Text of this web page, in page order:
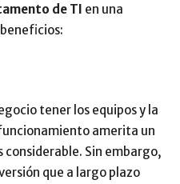
de TI en una
tener los equipos y la
amerita un
considerable. Sin embargo,
que a largo plazo